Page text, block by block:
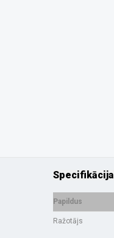
Specifikācija
Papildus
Ražotājs